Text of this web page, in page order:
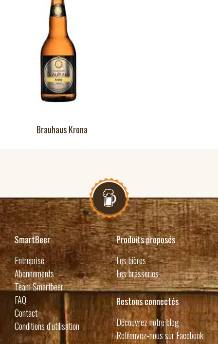
Brauhaus Krona
SmartBeer
Entreprise
Abonnements
Team Smartbeer
FAQ
Contact
Conditions d’utilisation
Produits proposés
Les bières
Les brasseries
Restons connectés
Découvrez notre blog
Retrouvez-nous sur Facebook